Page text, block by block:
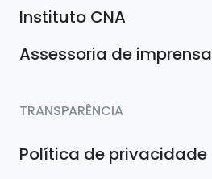
Instituto CNA
Assessoria de imprensa
TRANSPARÊNCIA
Política de privacidade